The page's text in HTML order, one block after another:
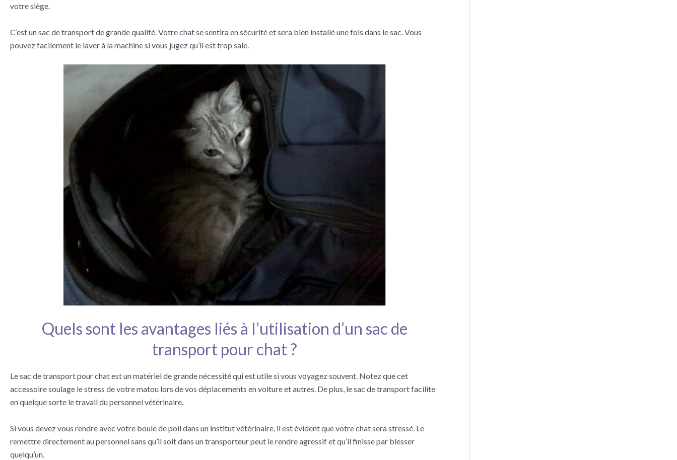
votre siège.
C’est un sac de transport de grande qualité. Votre chat se sentira en sécurité et sera bien installé une fois dans le sac. Vous
pouvez facilement le laver à la machine si vous jugez qu’il est trop sale.
Quels sont les avantages liés à l’utilisation d’un sac de
transport pour chat ?
Le sac de transport pour chat est un matériel de grande nécessité qui est utile si vous voyagez souvent. Notez que cet
accessoire soulage le stress de votre matou lors de vos déplacements en voiture et autres. De plus, le sac de transport facilite
en quelque sorte le travail du personnel vétérinaire.
Si vous devez vous rendre avec votre boule de poil dans un institut vétérinaire, il est évident que votre chat sera stressé. Le
remettre directement au personnel sans qu’il soit dans un transporteur peut le rendre agressif et qu’il finisse par blesser
quelqu’un.